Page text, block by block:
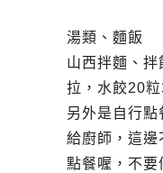
湯類、麵飯
山西拌麵、
拉，水餃20
另外是自行
給廚師，這邊
點餐喔，不要